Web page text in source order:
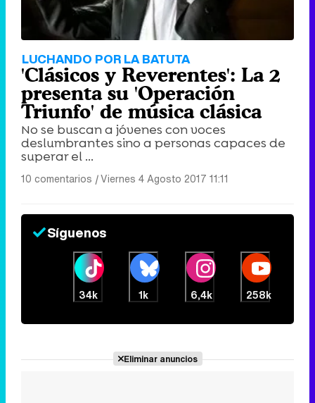
LUCHANDO POR LA BATUTA
'Clásicos y Reverentes': La 2
presenta su 'Operación
Triunfo' de música clásica
No se buscan a jóvenes con voces
deslumbrantes sino a personas capaces de
superar el ...
10 comentarios |Viernes 4 Agosto 2017 11:11
Síguenos
34k 1k 6,4k 258k
Eliminar anuncios